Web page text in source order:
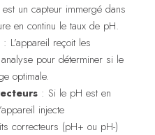
un capteur immergé dans
en continu le taux de pH.
: L’appareil reçoit les
pour déterminer si le
optimale.
: Si le pH est en
injecte
correcteurs (pH+ ou pH-)